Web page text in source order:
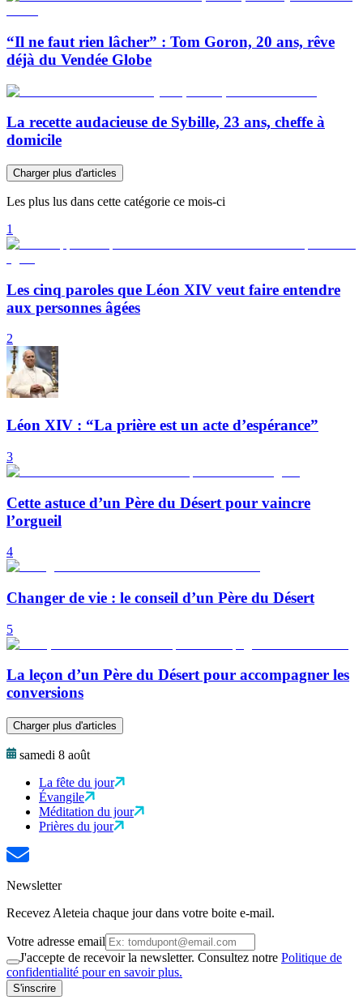
“Il ne faut rien lâcher” : Tom Goron, 20 ans, rêve
déjà du Vendée Globe
La recette audacieuse de Sybille, 23 ans, cheffe à
domicile
Charger plus d'articles
Les plus lus dans cette catégorie ce mois-ci
1
Les cinq paroles que Léon XIV veut faire entendre
aux personnes âgées
2
Léon XIV : “La prière est un acte d’espérance”
3
Cette astuce d’un Père du Désert pour vaincre
l’orgueil
4
Changer de vie : le conseil d’un Père du Désert
5
La leçon d’un Père du Désert pour accompagner les
conversions
Charger plus d'articles
samedi 8 août
La fête du jour
Évangile
Méditation du jour
Prières du jour
Newsletter
Recevez Aleteia chaque jour dans votre boite e-mail.
Votre adresse email
J'accepte de recevoir la newsletter. Consultez notre Politique de
confidentialité pour en savoir plus.
S'inscrire